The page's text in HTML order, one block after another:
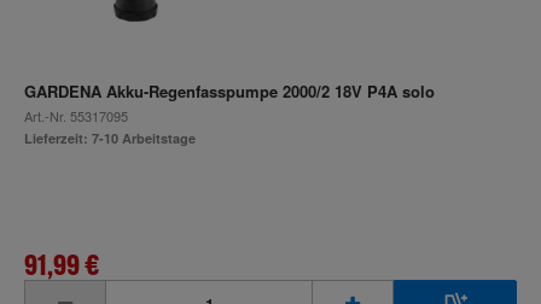
GARDENA Akku-Regenfasspumpe 2000/2 18V P4A solo
Art.-Nr. 55317095
Lieferzeit: 7-10 Arbeitstage
91,99 €